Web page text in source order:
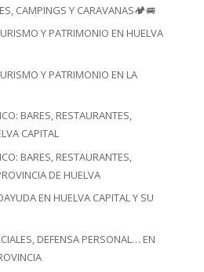
CAMPINGS Y CARAVANAS🏕️🚐
Y PATRIMONIO EN HUELVA
Y PATRIMONIO EN LA
BARES, RESTAURANTES,
CAPITAL
BARES, RESTAURANTES,
DE HUELVA
EN HUELVA CAPITAL Y SU
DEFENSA PERSONAL… EN